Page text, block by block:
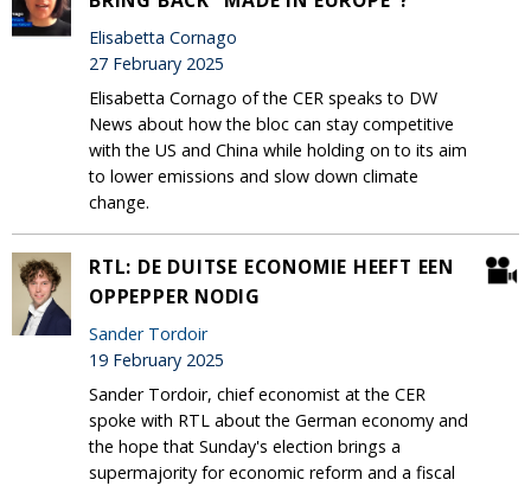
Elisabetta Cornago
27 February 2025
Elisabetta Cornago of the CER speaks to DW
News about how the bloc can stay competitive
with the US and China while holding on to its aim
to lower emissions and slow down climate
change.
RTL: DE DUITSE ECONOMIE HEEFT EEN
OPPEPPER NODIG
Sander Tordoir
19 February 2025
Sander Tordoir, chief economist at the CER
spoke with RTL about the German economy and
the hope that Sunday's election brings a
supermajority for economic reform and a fiscal